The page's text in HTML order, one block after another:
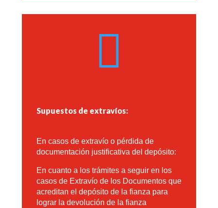

Supuestos de extravíos:
En casos de extravío o pérdida de
documentación justificativa del depósito:
En cuanto a los trámites a seguir en los
casos de Extravío de los Documentos que
acreditan el depósito de la fianza para
lograr la devolución de la fianza